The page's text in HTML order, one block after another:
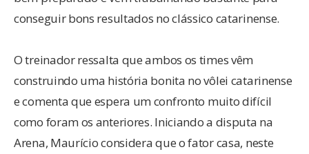
conseguir bons resultados no clássico catarinense.
O treinador ressalta que ambos os times vêm
construindo uma história bonita no vôlei catarinense
e comenta que espera um confronto muito difícil
como foram os anteriores. Iniciando a disputa na
Arena, Maurício considera que o fator casa, neste